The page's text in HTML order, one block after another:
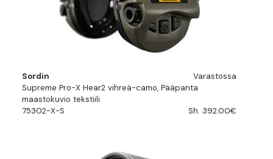
Sordin
Varastossa
Supreme Pro-X Hear2 vihreä-camo, Pääpanta
maastokuvio tekstiili
75302-X-S
Sh. 392.00€